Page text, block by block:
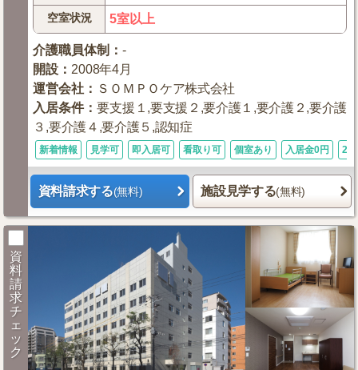
空室状況 5室以上
介護職員体制 ：-
開設 ： 2008年4月
運営会社 ： ＳＯＭＰＯケア株式会社
入居条件：要支援１,要支援２,要介護１,要介護２,要介護
３,要介護４,要介護５,認知症
新着情報 見学可 即入居可 看取り可 個室あり 入居金0円
資料請求する(無料) 施設見学する(無料)
資
料
請
求
チ
ェ
ッ
ク